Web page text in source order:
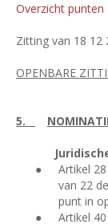
Overzicht punten
Zitting van 18 12
OPENBARE
5.
●
Artikel
van 22
punt in
●
Artikel